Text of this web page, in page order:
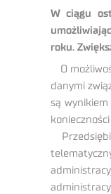
W ciągu
roku.
O
danymi
są